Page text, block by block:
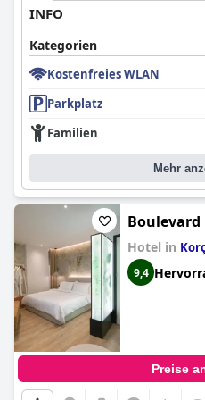
INFO
Kategorien
Kostenfreies WLAN
Parkplatz
Familien
Mehr
Hotel in
9,4
Preise